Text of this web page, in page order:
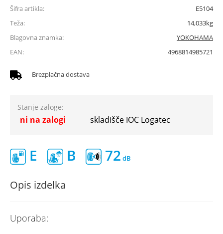
Šifra artikla:
E5104
Teža:
14,033kg
Blagovna znamka:
YOKOHAMA
EAN:
4968814985721
Brezplačna dostava
Stanje zaloge:
ni na zalogi skladišče IOC Logatec
E B 72
Opis izdelka
Uporaba: